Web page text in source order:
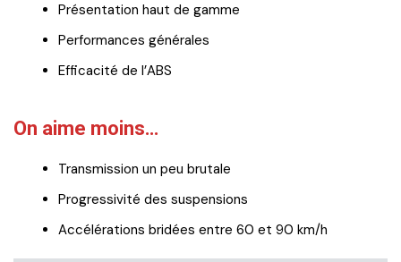
Présentation haut de gamme
Performances générales
Efficacité de l’ABS
On aime moins…
Transmission un peu brutale
Progressivité des suspensions
Accélérations bridées entre 60 et 90 km/h